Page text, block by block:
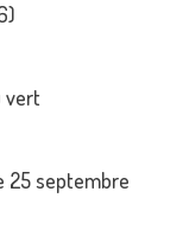
vert
25 septembre